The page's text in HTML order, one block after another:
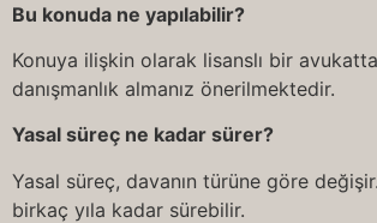
Bu konuda ne yapılabilir?
Konuya ilişkin olarak lisanslı bir
danışmanlık almanız önerilmektedir.
Yasal süreç ne kadar sürer?
Yasal süreç, davanın türüne göre
birkaç yıla kadar sürebilir.